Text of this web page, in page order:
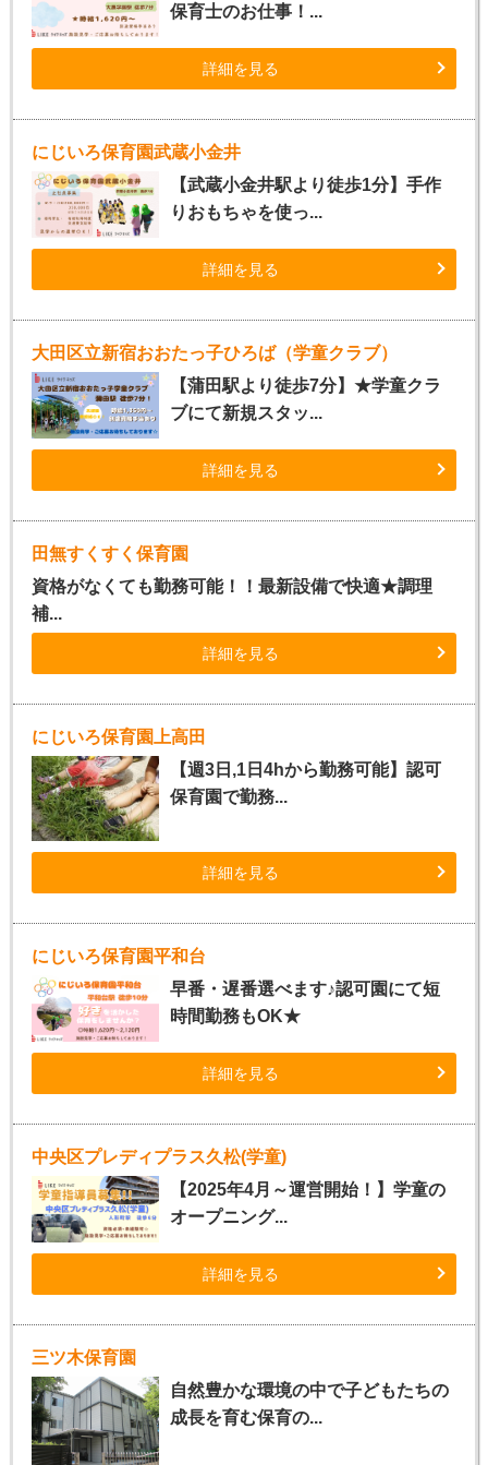
保育士のお仕事！...
詳細を見る
にじいろ保育園武蔵小金井
【武蔵小金井駅より徒歩1分】手作
りおもちゃを使っ...
詳細を見る
大田区立新宿おおたっ子ひろば（学童クラブ）
【蒲田駅より徒歩7分】★学童クラ
ブにて新規スタッ...
詳細を見る
田無すくすく保育園
資格がなくても勤務可能！！最新設備で快適★調理
補...
詳細を見る
にじいろ保育園上高田
【週3日,1日4hから勤務可能】認可
保育園で勤務...
詳細を見る
にじいろ保育園平和台
早番・遅番選べます♪認可園にて短
時間勤務もOK★
詳細を見る
中央区プレディプラス久松(学童)
【2025年4月～運営開始！】学童の
オープニング...
詳細を見る
三ツ木保育園
自然豊かな環境の中で子どもたちの
成長を育む保育の...